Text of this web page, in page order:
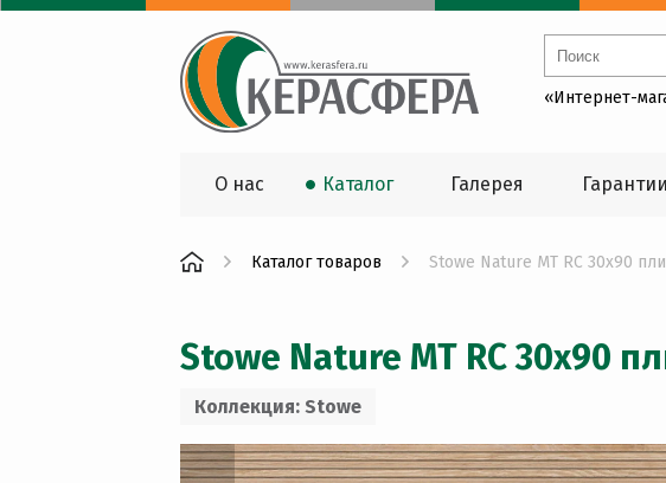
«Интернет-
О нас Каталог Галерея
Каталог товаров Stowe Nature MT RC 30x90
Stowe Nature MT RC 30x90
Коллекция: Stowe